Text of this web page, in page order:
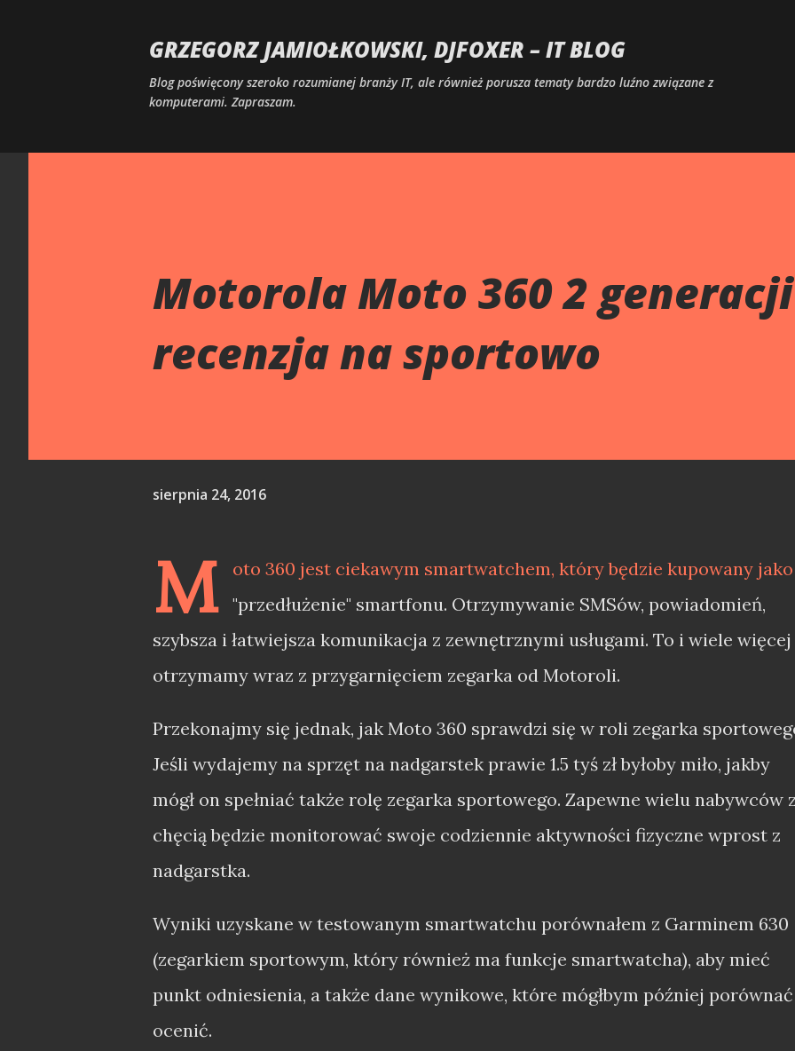
GRZEGORZ JAMIOŁKOWSKI, DJFOXER – IT BLOG
Blog poświęcony szeroko rozumianej branży IT, ale również porusza tematy bardzo luźno związane z
komputerami. Zapraszam.
Motorola Moto 360 2
recenzja na sportowo
sierpnia 24, 2016
M
oto 360 jest ciekawym smartwatchem, który będzie kupowany jako
"przedłużenie" smartfonu. Otrzymywanie SMSów, powiadomień,
szybsza i łatwiejsza komunikacja z zewnętrznymi usługami. To i wiele więcej
otrzymamy wraz z przygarnięciem zegarka od Motoroli.
Przekonajmy się jednak, jak Moto 360 sprawdzi się w roli zegarka
Jeśli wydajemy na sprzęt na nadgarstek prawie 1.5 tyś zł byłoby miło, jakby
mógł on spełniać także rolę zegarka sportowego. Zapewne wielu nabywców
chęcią będzie monitorować swoje codziennie aktywności fizyczne wprost z
nadgarstka.
Wyniki uzyskane w testowanym smartwatchu porównałem z Garminem 630
(zegarkiem sportowym, który również ma funkcje smartwatcha), aby mieć
punkt odniesienia, a także dane wynikowe, które mógłbym później
ocenić.